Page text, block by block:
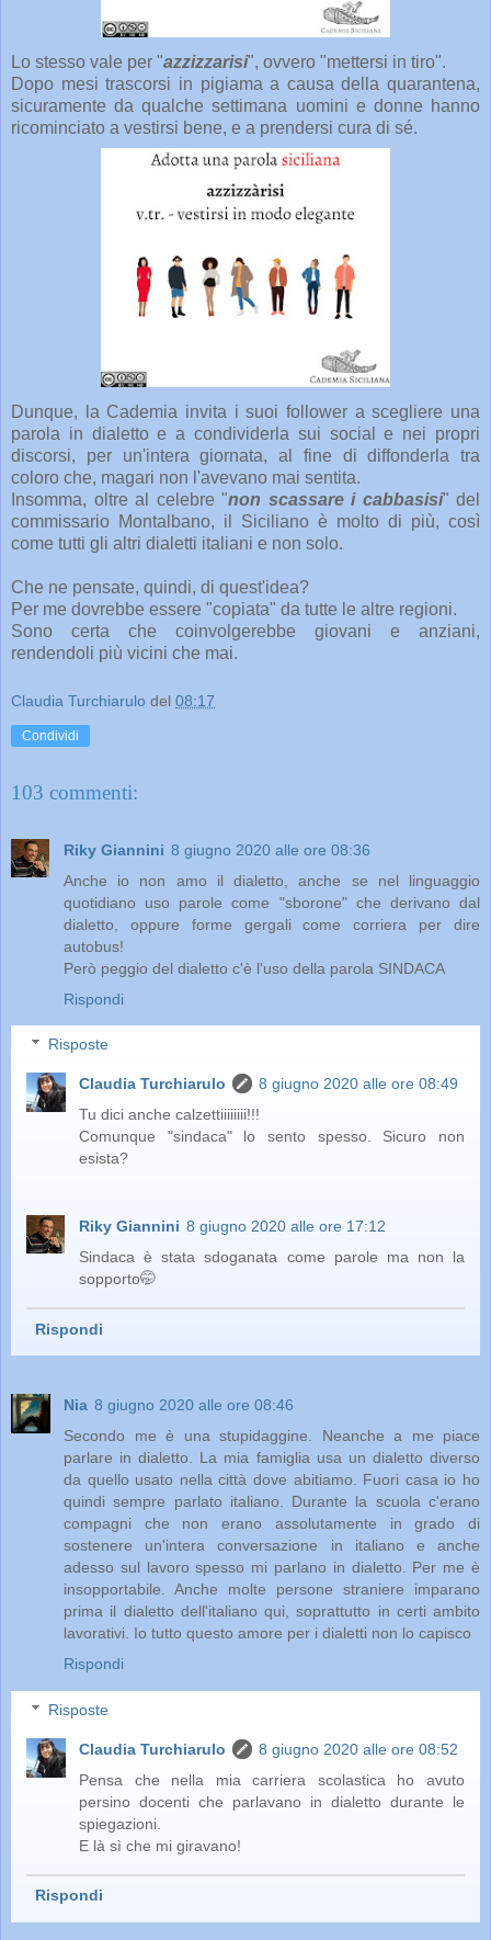
Lo stesso vale per "azzizzarisi", ovvero "mettersi in tiro".
Dopo mesi trascorsi in pigiama a causa della quarantena,
sicuramente da qualche settimana uomini e donne hanno
ricominciato a vestirsi bene, e a prendersi cura di sé.
Dunque, la Cademia invita i suoi follower a scegliere una
parola in dialetto e a condividerla sui social e nei propri
discorsi, per un'intera giornata, al fine di diffonderla tra
coloro che, magari non l'avevano mai sentita.
Insomma, oltre al celebre "non scassare i cabbasisi" del
commissario Montalbano, il Siciliano è molto di più, così
come tutti gli altri dialetti italiani e non solo.
Che ne pensate, quindi, di quest'idea?
Per me dovrebbe essere "copiata" da tutte le altre regioni.
Sono certa che coinvolgerebbe giovani e anziani,
rendendoli più vicini che mai.
Claudia Turchiarulo del 08:17
Condividi
103 commenti:
Riky Giannini 8 giugno 2020 alle ore 08:36
Anche io non amo il dialetto, anche se nel linguaggio
quotidiano uso parole come "sborone" che derivano dal
dialetto, oppure forme gergali come corriera per dire
autobus!
Però peggio del dialetto c'è l'uso della parola SINDACA
Rispondi
Risposte
Claudia Turchiarulo
8 giugno 2020 alle ore 08:49
Tu dici anche calzettiiiiiiii!!!
Comunque "sindaca" lo sento spesso. Sicuro non
esista?
Riky Giannini 8 giugno 2020 alle ore 17:12
Sindaca è stata sdoganata come parole ma non la
sopporto🤭
Rispondi
Nia 8 giugno 2020 alle ore 08:46
Secondo me è una stupidaggine. Neanche a me piace
parlare in dialetto. La mia famiglia usa un dialetto diverso
da quello usato nella città dove abitiamo. Fuori casa io ho
quindi sempre parlato italiano. Durante la scuola c'erano
compagni che non erano assolutamente in grado di
sostenere un'intera conversazione in italiano e anche
adesso sul lavoro spesso mi parlano in dialetto. Per me è
insopportabile. Anche molte persone straniere imparano
prima il dialetto dell'italiano qui, soprattutto in certi ambito
lavorativi. Io tutto questo amore per i dialetti non lo capisco
Rispondi
Risposte
Claudia Turchiarulo
8 giugno 2020 alle ore 08:52
Pensa che nella mia carriera scolastica ho avuto
persino docenti che parlavano in dialetto durante le
spiegazioni.
E là sì che mi giravano!
Rispondi